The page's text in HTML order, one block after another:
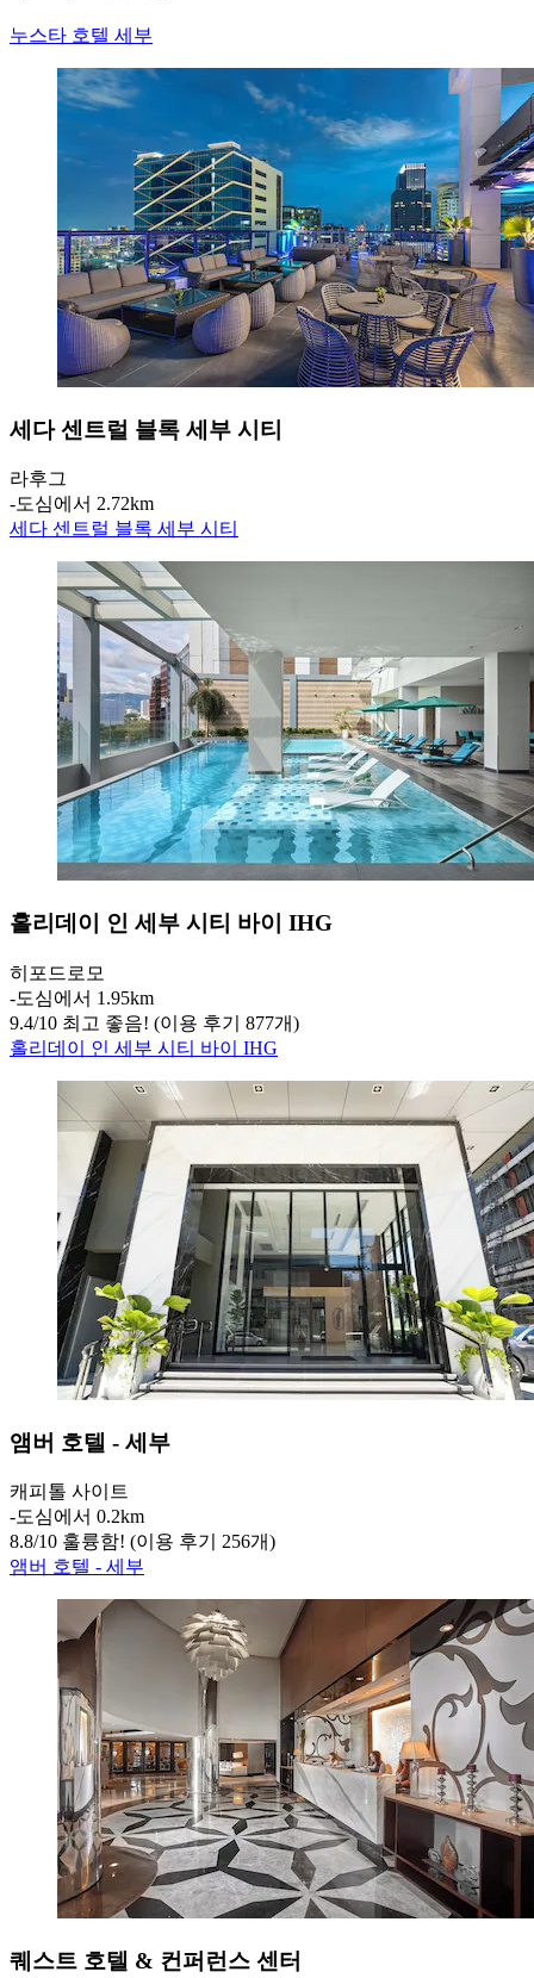
누스타 호텔 세부
세다 센트럴 블록 세부 시티
라후그
‐도심에서 2.72km
세다 센트럴 블록 세부 시티
홀리데이 인 세부 시티 바이 IHG
히포드로모
‐도심에서 1.95km
9.4/10 최고 좋음! (이용 후기 877개)
홀리데이 인 세부 시티 바이 IHG
앰버 호텔 - 세부
캐피톨 사이트
‐도심에서 0.2km
8.8/10 훌륭함! (이용 후기 256개)
앰버 호텔 - 세부
퀘스트 호텔 & 컨퍼런스 센터